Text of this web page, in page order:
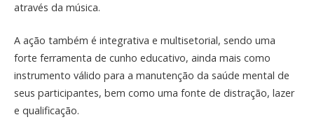
através da música.
A ação também é integrativa e multisetorial, sendo uma
forte ferramenta de cunho educativo, ainda mais como
instrumento válido para a manutenção da saúde mental de
seus participantes, bem como uma fonte de distração, lazer
e qualificação.